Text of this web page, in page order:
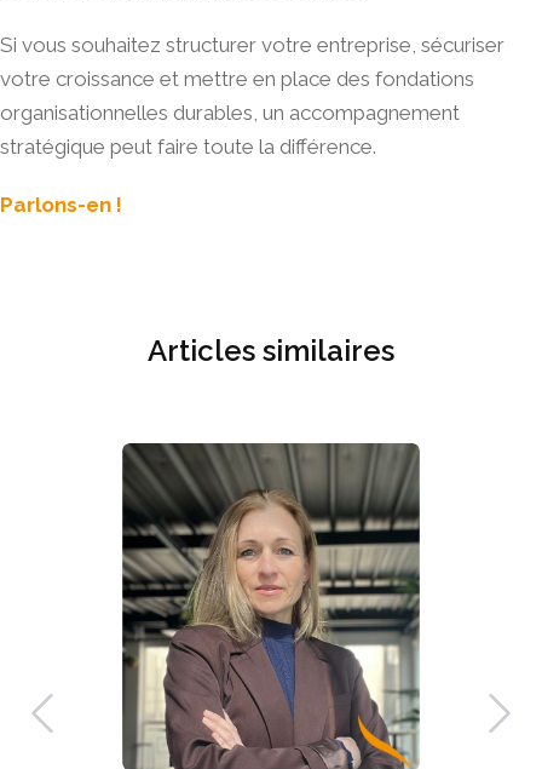
Si vous souhaitez structurer votre entreprise, sécuriser
votre croissance et mettre en place des fondations
organisationnelles durables, un accompagnement
stratégique peut faire toute la différence.
Parlons-en !
Articles similaires